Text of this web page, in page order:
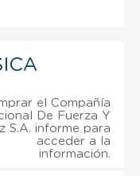
el Compañía
De Fuerza Y
S.A. informe para
acceder a la
información.